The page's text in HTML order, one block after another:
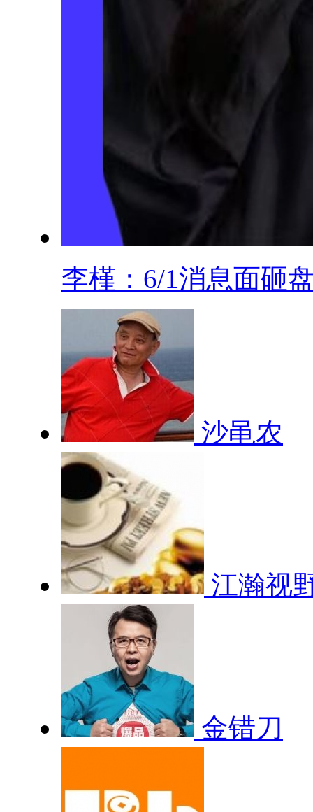
李槿：6/1消息面砸
沙黾农
江瀚视
金错刀